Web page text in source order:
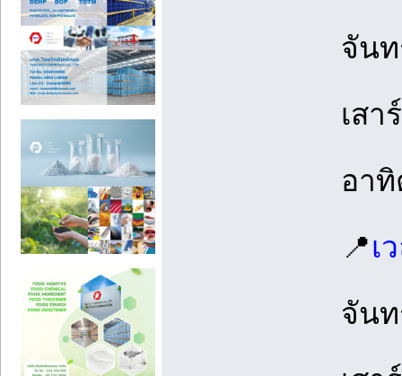
จัน
เสา
อา
📍เ
จัน